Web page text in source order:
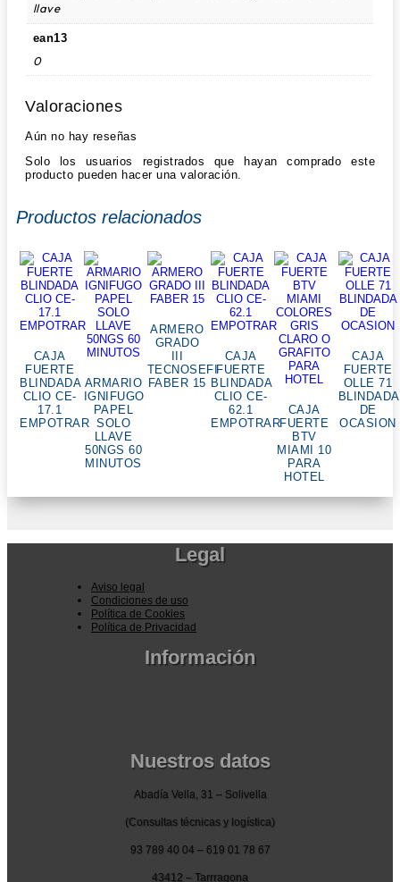
llave
ean13
0
Valoraciones
Aún no hay reseñas
Solo los usuarios registrados que hayan comprado este
producto pueden hacer una valoración.
Productos relacionados
CAJA
FUERTE
BLINDADA
CLIO CE-
17.1
EMPOTRAR
ARMARIO
IGNIFUGO
PAPEL
SOLO
LLAVE
50NGS 60
MINUTOS
ARMERO
GRADO
TECNOSEFI
FABER 15
CAJA
FUERTE
BLINDADA
CLIO CE-
62.1
EMPOTRAR
CAJA
FUERTE
BTV
MIAMI 10
PARA
HOTEL
CAJA
FUERTE
OLLE 71
BLINDADA
DE
OCASION
Legal
Aviso legal
Condiciones de uso
Política de Cookies
Política de Privacidad
Información
Nuestros datos
Abadía Vella, 31 – Solivella
(Consultas técnicas y logística)
93 789 40 04 – 619 01 78 67
43412 – Tarrragona